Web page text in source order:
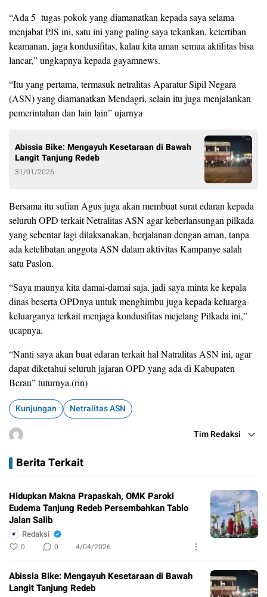
“Ada 5 tugas pokok yang diamanatkan kepada saya selama
menjabat PJS ini, satu ini yang paling saya tekankan, ketertiban
keamanan, jaga kondusifitas, kalau kita aman semua aktifitas bisa
lancar,” ungkapnya kepada gayamnews.
“Itu yang pertama, termasuk netralitas Aparatur Sipil Negara
(ASN) yang diamanatkan Mendagri, selain itu juga menjalankan
pemerintahan dan lain lain” ujarnya
Abissia Bike: Mengayuh Kesetaraan di Bawah
Langit Tanjung Redeb
31/01/2026
Bersama itu sufian Agus juga akan membuat surat edaran kepada
seluruh OPD terkait Netralitas ASN agar keberlansungan pilkada
yang sebentar lagi dilaksanakan, berjalanan dengan aman, tanpa
ada ketelibatan anggota ASN dalam aktivitas Kampanye salah
satu Paslon.
“Saya maunya kita damai-damai saja, jadi saya minta ke kepala
dinas beserta OPDnya untuk menghimbu juga kepada keluarga-
keluarganya terkait menjaga kondusifitas mejelang Pilkada ini,”
ucapnya.
“Nanti saya akan buat edaran terkait hal Natralitas ASN ini, agar
dapat diketahui seluruh jajaran OPD yang ada di Kabupaten
Berau” tuturnya.(rin)
Kunjungan Netralitas ASN
Tim Redaksi
Berita Terkait
Hidupkan Makna Prapaskah, OMK Paroki
Eudema Tanjung Redeb Persembahkan Tablo
Jalan Salib
Redaksi
0 0 4/04/2026
Abissia Bike: Mengayuh Kesetaraan di Bawah
Langit Tanjung Redeb